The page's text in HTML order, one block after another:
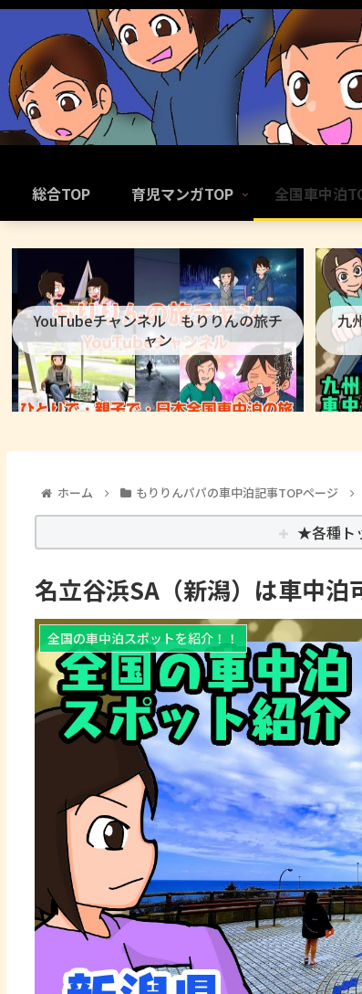
総合TOP 育児マンガTOP 全国車中泊
YouTubeチャンネル もりりんの旅チ
ャン
九
ホーム もりりんパパの車中泊記事TOPページ
★各種ト
名立谷浜SA（新潟）は車中泊
全国の車中泊スポットを紹介！！